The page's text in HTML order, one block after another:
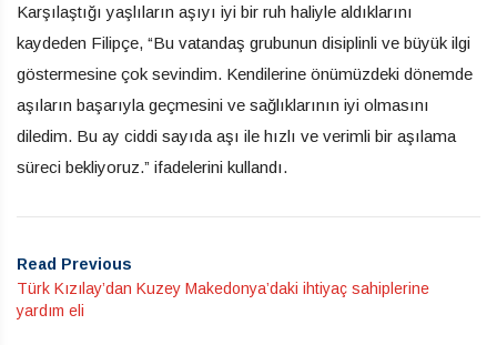
Karşılaştığı yaşlıların aşıyı iyi bir ruh haliyle aldıklarını
kaydeden Filipçe, “Bu vatandaş grubunun disiplinli ve büyük ilgi
göstermesine çok sevindim. Kendilerine önümüzdeki dönemde
aşıların başarıyla geçmesini ve sağlıklarının iyi olmasını
diledim. Bu ay ciddi sayıda aşı ile hızlı ve verimli bir aşılama
süreci bekliyoruz.” ifadelerini kullandı.
Read Previous
Türk Kızılay’dan Kuzey Makedonya’daki ihtiyaç sahiplerine
yardım eli